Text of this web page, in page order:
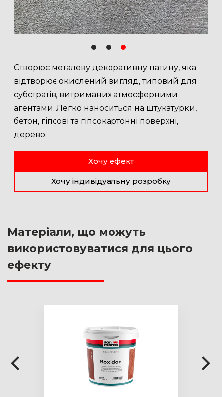
Cтворює металеву декоративну патину, яка
відтворює окислений вигляд, типовий для
субстратів, витриманих атмосферними
агентами. Легко наноситься на штукатурки,
бетон, гіпсові та гіпсокартонні поверхні,
дерево.
Хочу ефект
Хочу індивідуальну розробку
Матеріали, що можуть
використовуватися для цього
ефекту